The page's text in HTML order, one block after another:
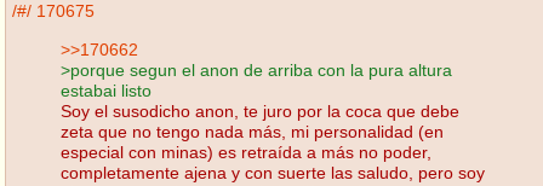
/#/ 170675
>>170662
>porque segun el anon de arriba con la pura altura
estabai listo
Soy el susodicho anon, te juro por la coca que debe
zeta que no tengo nada más, mi personalidad (en
especial con minas) es retraída a más no poder,
completamente ajena y con suerte las saludo, pero soy